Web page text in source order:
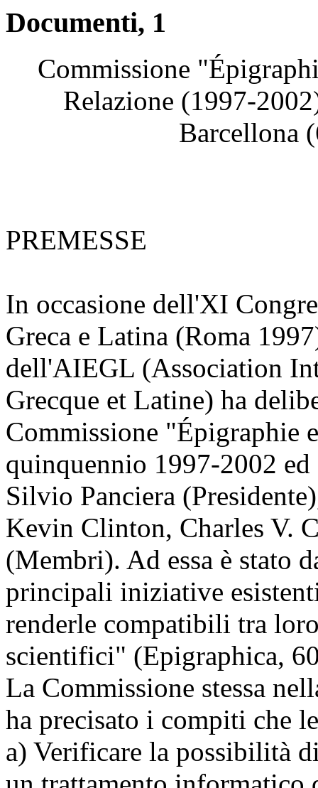
Documenti, 1
Commissione
Relazione (1997-
Barcellona
PREMESSE
In occasione dell'XI
Greca e Latina (Roma
dell'AIEGL (Association
Grecque et Latine) ha
Commissione "Épigraphie
quinquennio 1997-2002 ed
Silvio Panciera
Kevin Clinton, Charles V.
(Membri). Ad essa è stato
principali iniziative
renderle compatibili tra
scientifici" (Epigraphica,
La Commissione stessa
ha precisato i compiti che
a) Verificare la possibilità